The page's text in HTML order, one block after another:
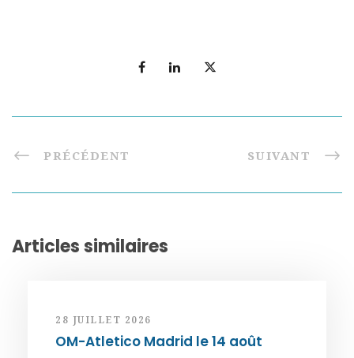
PRÉCÉDENT SUIVANT
Articles similaires
28 JUILLET 2026
OM-Atletico Madrid le 14 août